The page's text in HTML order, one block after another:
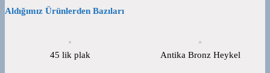
Aldığımız Ürünlerden Bazıları
45 lik plak Antika Bronz Heykel